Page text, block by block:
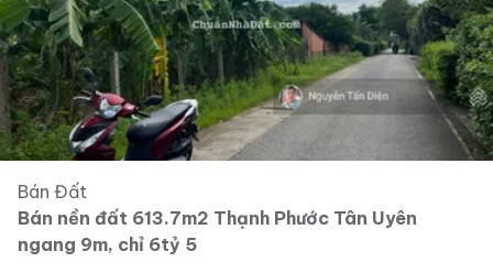
Bán Đất
Bán nền đất 613.7m2 Thạnh Phước Tân Uyên
ngang 9m, chỉ 6tỷ 5